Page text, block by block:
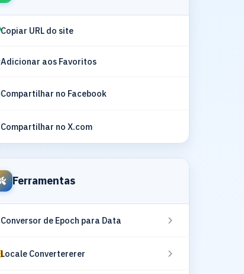
Copiar URL do site
Adicionar aos Favoritos
Compartilhar no Facebook
Compartilhar no X.com
Ferramentas
Conversor de Epoch para Data
Locale Convertererer